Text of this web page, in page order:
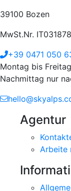
39100 Bozen
MwSt.Nr.
+39 0471 050
Montag bis
Nachmittag nur
Agentur
Arbeite